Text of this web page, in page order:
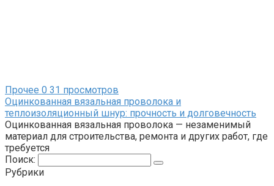
Прочее 0 31 просмотров
Оцинкованная вязальная проволока и
теплоизоляционный шнур: прочность и долговечность
Оцинкованная вязальная проволока — незаменимый
материал для строительства, ремонта и других работ, где
требуется
Поиск:
Рубрики